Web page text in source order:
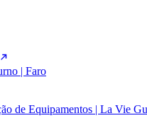
| Faro
de Equipamentos | La Vie